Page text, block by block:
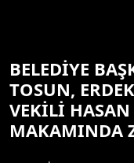
BELEDİYE
TOSUN,
VEKİLİ
MAKAMINDA